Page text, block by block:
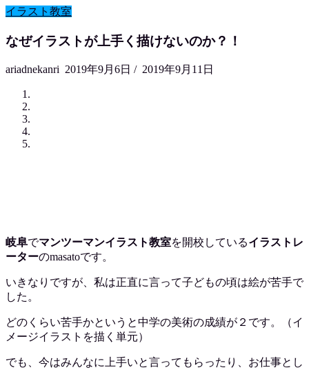
イラスト教室
なぜイラストが上手く描けないのか？！
ariadnekanri 2019年9月6日 / 2019年9月11日
岐阜でマンツーマンイラスト教室を開校しているイラストレ
ーターのmasatoです。
いきなりですが、私は正直に言って子どもの頃は絵が苦手で
した。
どのくらい苦手かというと中学の美術の成績が２です。（イ
メージイラストを描く単元）
でも、今はみんなに上手いと言ってもらったり、お仕事とし